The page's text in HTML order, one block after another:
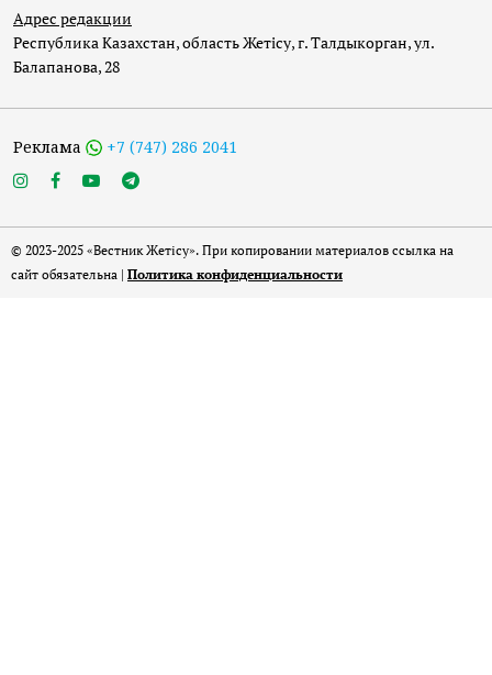
Адрес редакции
Республика Казахстан, область Жетісу, г. Талдыкорган, ул.
Балапанова, 28
Реклама +7 (747) 286 2041
© 2023-2025 «Вестник Жетісу». При копировании материалов ссылка на
сайт обязательна | Политика конфиденциальности